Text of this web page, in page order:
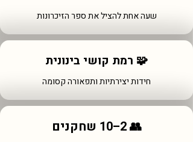
שעה אחת להציל את ספר הזיכרונות
רמת קושי בינונית 🧩
חידות יצירתיות ותפאורה קסומה
👥 2–10 שחקנים